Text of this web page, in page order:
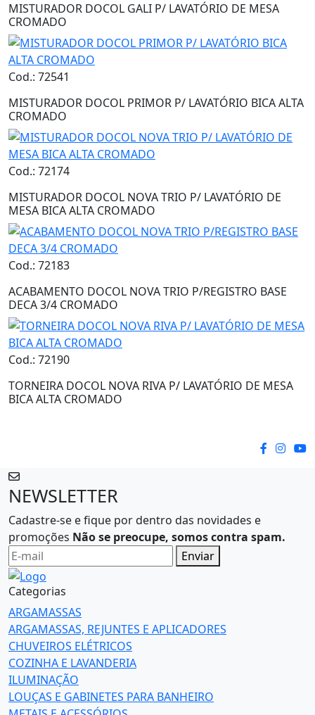
MISTURADOR DOCOL GALI P/ LAVATÓRIO DE MESA
CROMADO
Cod.: 72541
MISTURADOR DOCOL PRIMOR P/ LAVATÓRIO BICA ALTA
CROMADO
Cod.: 72174
MISTURADOR DOCOL NOVA TRIO P/ LAVATÓRIO DE
MESA BICA ALTA CROMADO
Cod.: 72183
ACABAMENTO DOCOL NOVA TRIO P/REGISTRO BASE
DECA 3/4 CROMADO
Cod.: 72190
TORNEIRA DOCOL NOVA RIVA P/ LAVATÓRIO DE MESA
BICA ALTA CROMADO
NEWSLETTER
Cadastre-se e fique por dentro das novidades e
promoções Não se preocupe, somos contra spam.
Enviar
Categorias
ARGAMASSAS
ARGAMASSAS, REJUNTES E APLICADORES
CHUVEIROS ELÉTRICOS
COZINHA E LAVANDERIA
ILUMINAÇÃO
LOUÇAS E GABINETES PARA BANHEIRO